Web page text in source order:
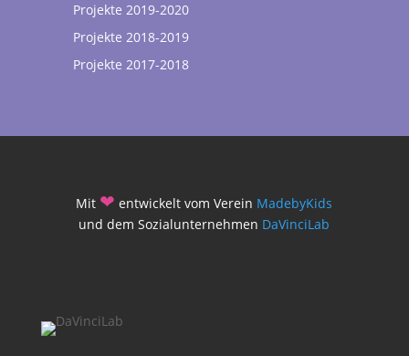
Projekte 2019-2020
Projekte 2018-2019
Projekte 2017-2018
Mit ❤ entwickelt vom Verein MadebyKids
und dem Sozialunternehmen DaVinciLab